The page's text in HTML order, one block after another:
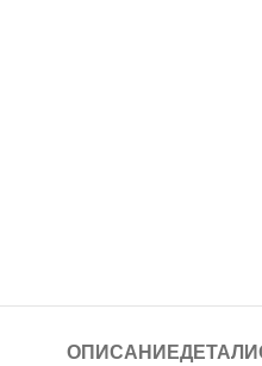
ОПИСАНИЕДЕТАЛИ